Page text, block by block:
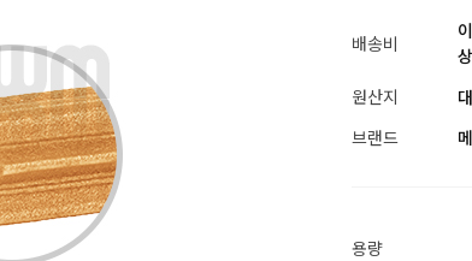
배송비
원산지
브랜드
용량